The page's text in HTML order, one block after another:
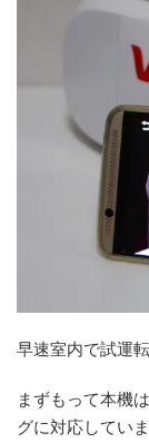
早速室内で試運
まずもって本機
グに対応してい